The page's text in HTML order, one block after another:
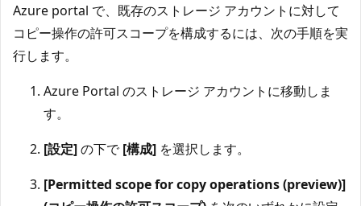
Azure portal で、既存のストレージ アカウントに対して
コピー操作の許可スコープを構成するには、次の手順を実
行します。
Azure Portal のストレージ アカウントに移動しま
す。
[設定]の下で[構成] を選択します。
[Permitted scope for copy operations (preview)]